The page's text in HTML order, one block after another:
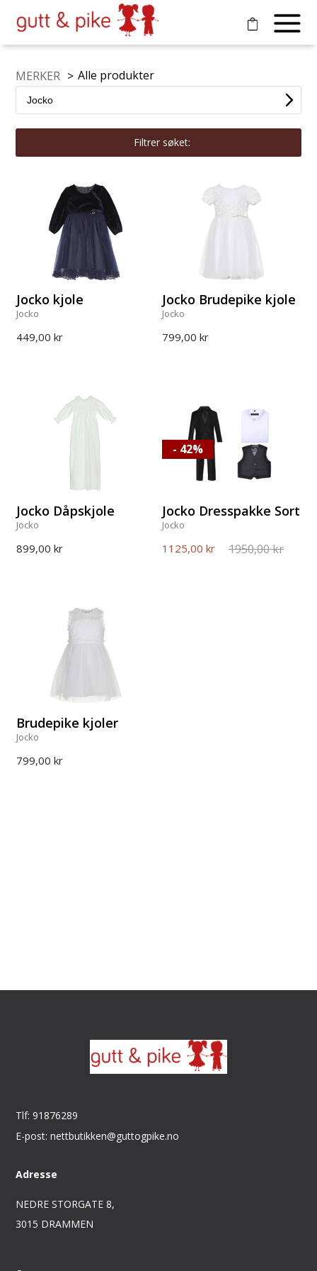
MERKER > Alle produkter
Filtrer søket:
Jocko kjole
Jocko
449,00 kr
Jocko Brudepike kjole
Jocko
799,00 kr
Jocko Dåpskjole
Jocko
899,00 kr
Jocko Dresspakke Sort
Jocko
1125,00 kr 1950,00 kr
- 42%
Brudepike kjoler
Jocko
799,00 kr
Tlf: 91876289
E-post: nettbutikken@guttogpike.no
Adresse
NEDRE STORGATE 8,
3015 DRAMMEN